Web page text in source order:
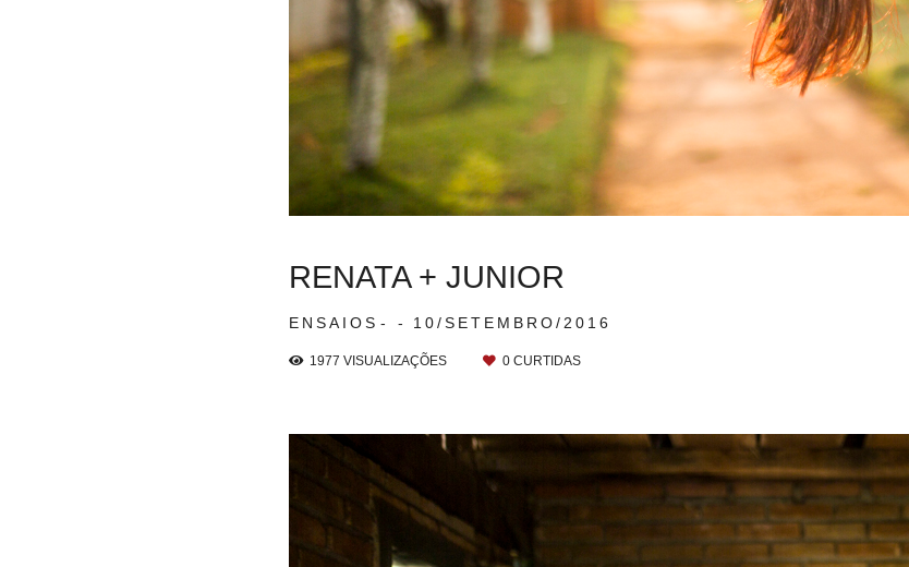
ENSAIOS 10/SETEMBRO/2016
RENATA + JUNIOR
1977 VISUALIZAÇÕES 0 CURTIDAS